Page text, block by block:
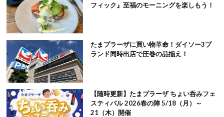
フィック』至福のモーニングを楽しもう！
たまプラーザに買い物革命！ダイソー3ブ
ランド同時出店で圧巻の品揃え！
【随時更新】たまプラーザ ちょい呑みフェ
スティバル 2026春の陣 5/18（月）～
21（木）開催